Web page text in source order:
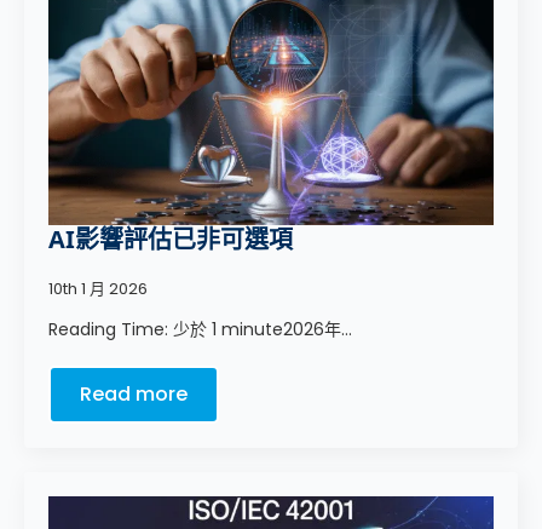
AI影響評估已非可選項
10th 1 月 2026
Reading Time: 少於 1 minute2026年...
Read more